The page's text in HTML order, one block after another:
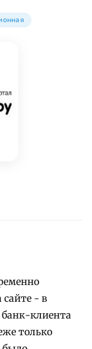
сайте - в
банк-клиента
только